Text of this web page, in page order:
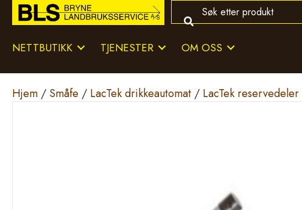
NETTBUTIKK TJENESTER OM OSS
Hjem / Småfe / LacTek drikkeautomat / LacTek reservedeler